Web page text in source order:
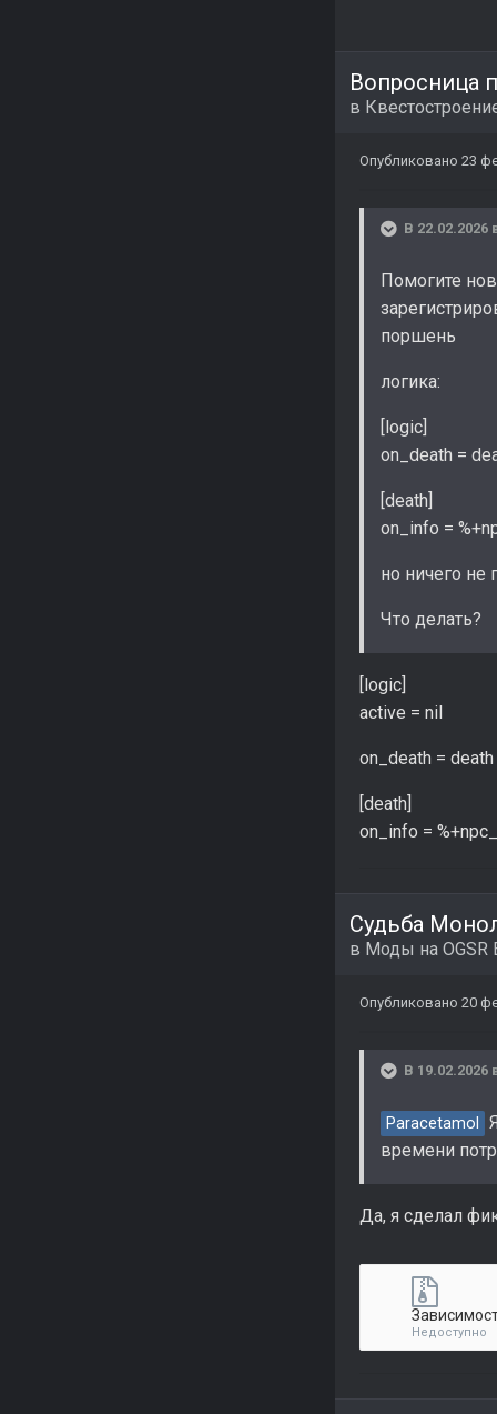
Вопросница
в
Опубликовано 23
В 22.02.2026
Помогите
поршень
логика:
[logic]
on_death =
[death]
on_info =
но ничего не
Что делать?
[logic]
active = nil
on_death = death
[death]
on_info =
Судьба
в Моды на OGSR
Опубликовано 20
В 19.02.2026
Paracetamol
времени
Да, я сделал
Недоступно